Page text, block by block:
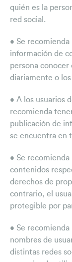
quién es la
red social.
• Se
información de
persona conocer
diariamente o
• A los usuarios
recomienda
publicación de
se encuentra en
• Se
contenidos
derechos de
contrario, el
protegible por
• Se
nombres de
distintas redes